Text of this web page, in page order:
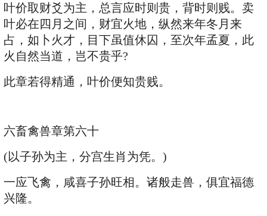
叶价取财爻为主，总言应时则贵，背时则贱。卖
叶必在四月之间，财宜火地，纵然来年冬月来
占，如卜火才，目下虽值休囚，至次年孟夏，此
火自然当道，岂不贵乎?
此章若得精通，叶价便知贵贱。
六畜禽兽章第六十
(以子孙为主，分宫生肖为凭。)
一应飞禽，咸喜子孙旺相。诸般走兽，俱宜福德
兴隆。